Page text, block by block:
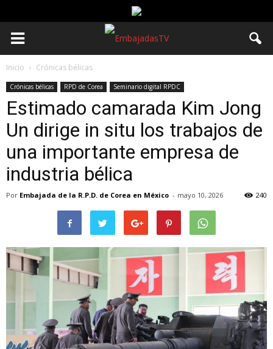
Inicio Crónicas bélicas
Crónicas bélicas RPD de Corea Seminario digital RPDC
Estimado camarada Kim Jong
Un dirige in situ los trabajos de
una importante empresa de
industria bélica
Por Embajada de la R.P.D. de Corea en México - mayo 10, 2026 240